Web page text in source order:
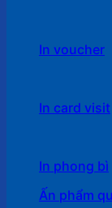
In voucher
In card visit
In phong bì
Ấn phẩm